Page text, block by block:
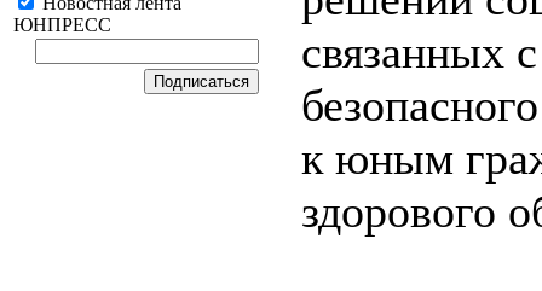
ЮНПРЕСС
связанных
к юным
здорового